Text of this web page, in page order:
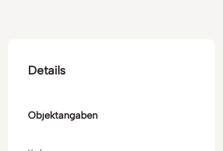
Details
Objektangaben